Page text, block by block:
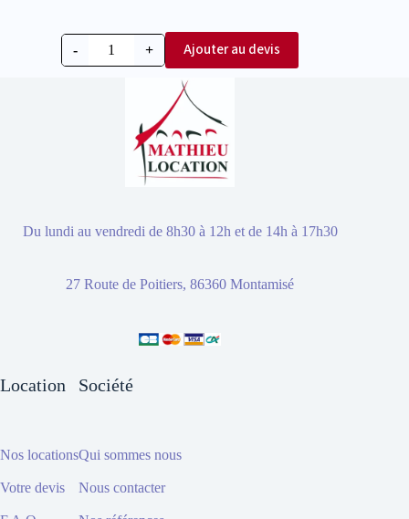
- + Ajouter au devis
Du lundi au vendredi de 8h30 à 12h et de 14h à 17h30
27 Route de Poitiers, 86360 Montamisé
Location
Nos locations
Votre devis
Société
Qui sommes nous
Nous contacter